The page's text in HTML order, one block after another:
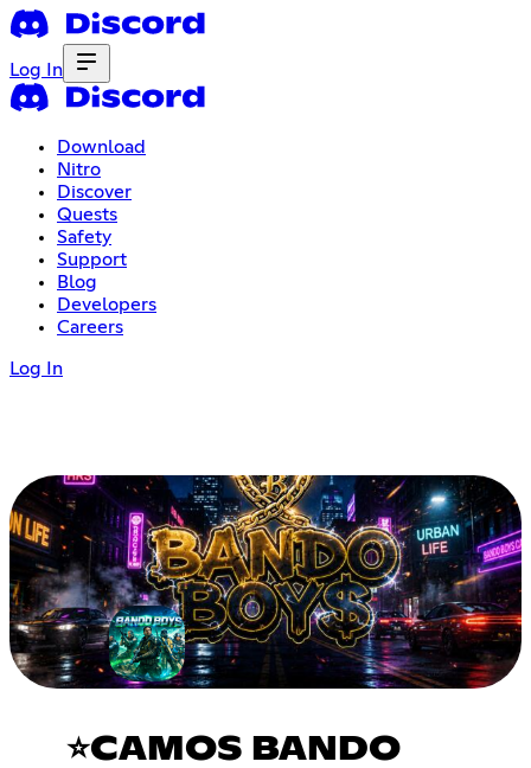
Log In
Download
Nitro
Discover
Quests
Safety
Support
Blog
Developers
Careers
Log In
⭐CAMOS BANDO